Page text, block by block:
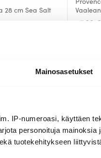
Mainosasetukset
IP-numeroasi, käyttäen
personoituja mainoksia
tuotekehitykseen
28 cm Sea Salt
47.00 €